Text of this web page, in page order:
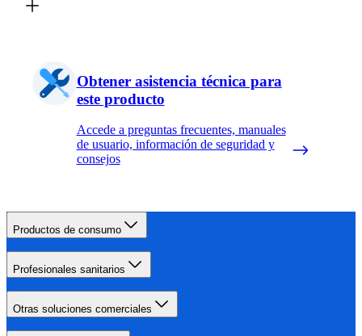
Obtener asistencia técnica para
este producto
Accede a preguntas frecuentes, manuales
de usuario, información de seguridad y
consejos
Productos de consumo
Profesionales sanitarios
Otras soluciones comerciales